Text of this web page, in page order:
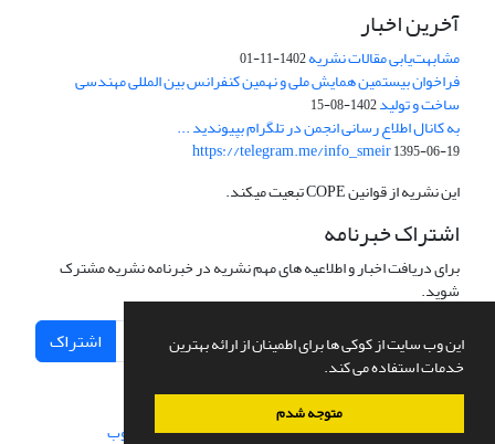
این وب سایت از کوکی ها برای اطمینان از ارائه بهترین
خدمات استفاده می کند.
متوجه شدم
آخرین اخبار
مشابهت‌یابی مقالات نشریه1402-11-01
فراخوان بیستمین همایش ملی و نهمین کنفرانس بین المللی مهندسی
ساخت و تولید1402-08-15
به کانال اطلاع رسانی انجمن در تلگرام بپیوندید ...
https://telegram.me/info_smeir1395-06-19
این نشریه از قوانین COPE تبعیت میکند.
اشتراک خبرنامه
برای دریافت اخبار و اطلاعیه های مهم نشریه در خبرنامه نشریه مشترک
شوید.
اشتراک
سامانه مدیریت نشریات علمی.طراحی و پیاده سازی از سیناوب